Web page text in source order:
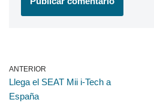
ANTERIOR
Llega el SEAT Mii i-Tech a
España